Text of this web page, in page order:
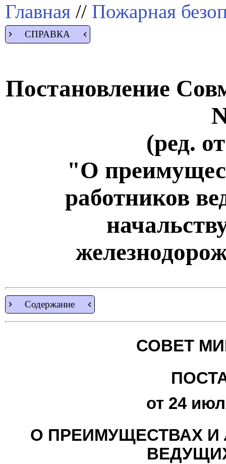
Главная // Пожарная
СПРАВКА
Постановление
(ред.
"О
работников
Содержание
СОВЕТ
от 24
О ПРЕИМУЩЕСТВАХ И